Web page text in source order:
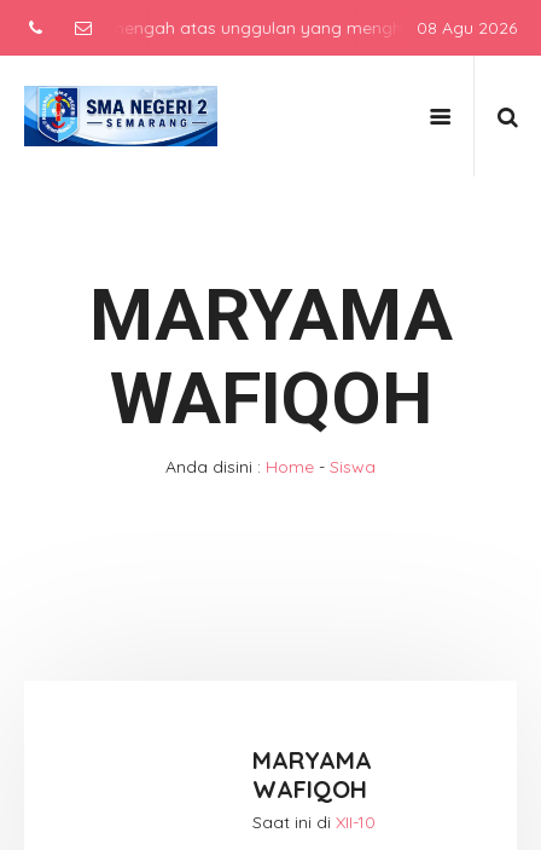
menengah atas unggulan yang menghasilkan lulusan
08 Agu 2026
MARYAMA
WAFIQOH
Anda disini : Home - Siswa
MARYAMA
WAFIQOH
Saat ini diXII-10